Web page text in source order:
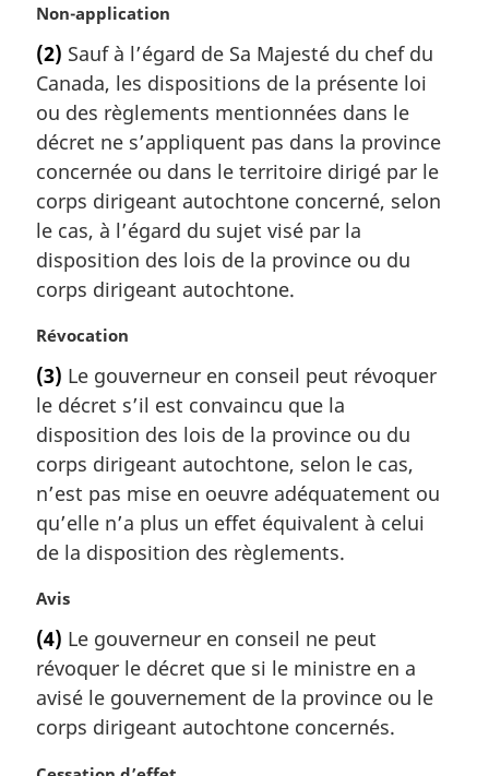
N
t
e
m
a
r
g
i
n
a
e
:
Non-application
(2) Sauf à l’égard de Sa Majesté du chef du
Canada, les dispositions de la présente loi
ou des règlements mentionnées dans le
décret ne s’appliquent pas dans la province
concernée ou dans le territoire dirigé par le
corps dirigeant autochtone concerné, selon
le cas, à l’égard du sujet visé par la
disposition des lois de la province ou du
corps dirigeant autochtone.
N
t
e
m
a
g
i
n
l
:
Révocation
(3) Le gouverneur en conseil peut révoquer
le décret s’il est convaincu que la
disposition des lois de la province ou du
corps dirigeant autochtone, selon le cas,
n’est pas mise en oeuvre adéquatement ou
qu’elle n’a plus un effet équivalent à celui
de la disposition des règlements.
N
t
e
m
a
g
Avis
(4) Le gouverneur en conseil ne peut
révoquer le décret que si le ministre en a
avisé le gouvernement de la province ou le
corps dirigeant autochtone concernés.